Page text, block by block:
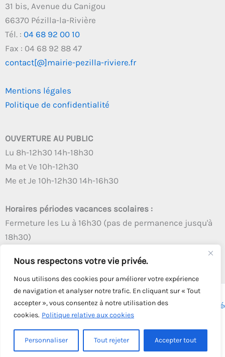
Nous respectons votre vie privée.
Nous utilisons des cookies pour améliorer votre expérience
de navigation et analyser notre trafic. En cliquant sur « Tout
accepter », vous consentez à notre utilisation des
cookies. Politique relative aux cookies
Personnaliser Tout rejeter Accepter tout
31 bis, Avenue du Canigou
66370 Pézilla-la-Rivière
Tél. : 04 68 92 00 10
Fax : 04 68 92 88 47
contact[@]mairie-pezilla-riviere.fr
Mentions légales
Politique de confidentialité
OUVERTURE AU PUBLIC
Lu 8h-12h30 14h-18h30
Ma et Ve 10h-12h30
Me et Je 10h-12h30 14h-16h30
Horaires périodes vacances scolaires :
Fermeture les Lu à 16h30 (pas de permanence jusqu'à
18h30)
Copyright © 2026 - Tous droits réservés - | Webmaster
Solution